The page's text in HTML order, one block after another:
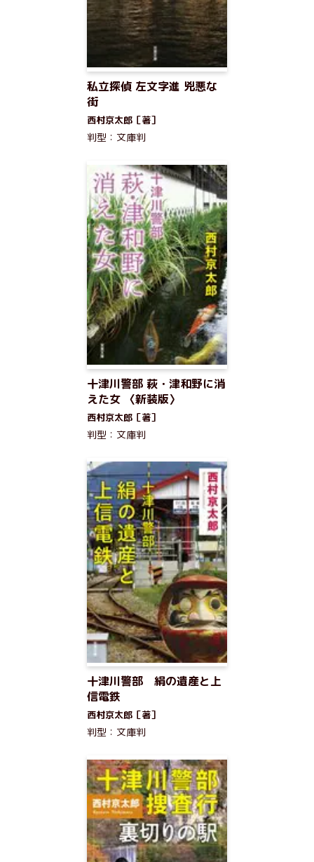
私立探偵 左文字進 兇悪な
街
西村京太郎［著］
判型：文庫判
十津川警部 萩・津和野に消
えた女 〈新装版〉
西村京太郎［著］
判型：文庫判
十津川警部 絹の遺産と上
信電鉄
西村京太郎［著］
判型：文庫判